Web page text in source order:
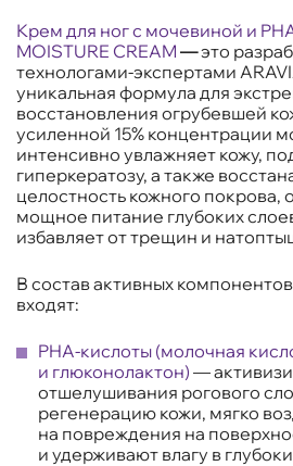
Крем для ног с мочевиной и
MOISTURE CREAM —это
технологами-экспертами
уникальная формула для
восстановления огрубевшей
усиленной 15% концентрации
интенсивно увлажняет кожу,
гиперкератозу, а также
целостность кожного покрова,
мощное питание глубоких
избавляет от трещин и
В состав активных
входят:
PHA-кислоты (молочная
и глюконолактон) —
отшелушивания рогового
регенерацию кожи, мягко
на повреждения на
и удерживают влагу в